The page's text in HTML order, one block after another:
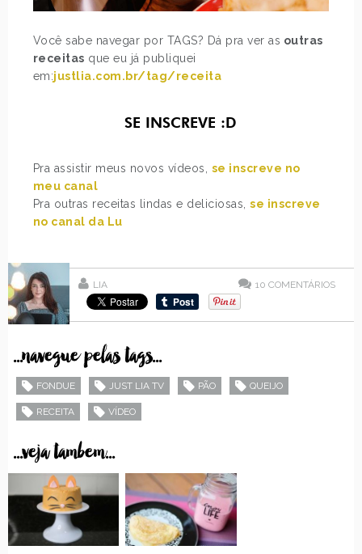
Você sabe navegar por TAGS? Dá pra ver as outras
receitas que eu já publiquei
em:justlia.com.br/tag/receita
SE INSCREVE :D
Pra assistir meus novos vídeos, se inscreve no
meu canal
Pra outras receitas lindas e deliciosas,se inscreve
no canal da Lu
LIA 10 COMENTÁRIOS
...navegue pelas tags...
FONDUE JUST LIA TV PÃO QUEIJO
RECEITA VÍDEO
...veja tambem...